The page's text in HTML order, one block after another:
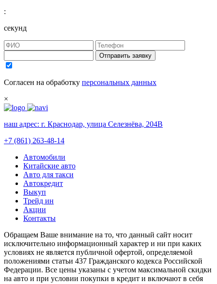
:
секунд
Отправить заявку
Согласен на обработку персональных данных
×
наш адрес: г. Краснодар, улица Селезнёва, 204В
+7 (861) 263-48-14
Автомобили
Китайские авто
Авто для такси
Автокредит
Выкуп
Трейд ин
Акции
Контакты
Обращаем Ваше внимание на то, что данный сайт носит
исключительно информационный характер и ни при каких
условиях не является публичной офертой, определяемой
положениями статьи 437 Гражданского кодекса Российской
Федерации. Все цены указаны с учетом максимальной скидки
на авто и при условии покупки в кредит и включают в себя